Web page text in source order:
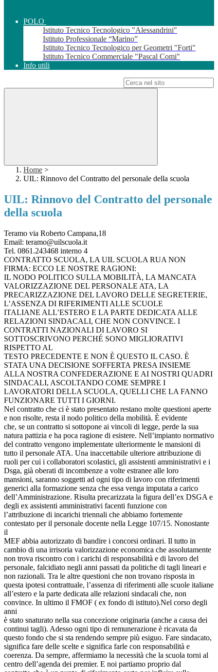
POLO
Istituto Tecnico Tecnologico "Alessandrini"
Istituto Professionale “Marino”
Istituto Tecnico Tecnologico per Geometri "Forti"
Istituto Tecnico Commerciale "Pascal Comi"
Info utili
Home >
UIL: Rinnovo del Contratto del personale della scuola
UIL: Rinnovo del Contratto del personale
della scuola
Teramo via Roberto Campana,18
Email: teramo@uilscuola.it
Tel. 0861.243468 interno 4
CONTRATTO SCUOLA, LA UIL SCUOLA RUA NON
FIRMA: ECCO LE NOSTRE RAGIONI:
IL NODO POLITICO SULLA MOBILITÀ, LA MANCATA
VALORIZZAZIONE DEL PERSONALE ATA, LA
PRECARIZZAZIONE DEL LAVORO DELLE SEGRETERIE,
L’ASSENZA DI RIFERIMENTI ALLE SCUOLE
ITALIANE ALL’ESTERO E LA PARTE DEDICATA ALLE
RELAZIONI SINDACALI, CHE NON CONVINCE. I
CONTRATTI NAZIONALI DI LAVORO SI
SOTTOSCRIVONO PERCHÉ SONO MIGLIORATIVI
RISPETTO AL
TESTO PRECEDENTE E NON È QUESTO IL CASO. È
STATA UNA DECISIONE SOFFERTA PRESA INSIEME
ALLA NOSTRA CONFEDERAZIONE E AI NOSTRI QUADRI
SINDACALI, ASCOLTANDO COME SEMPRE I
LAVORATORI DELLA SCUOLA, QUELLI CHE LA FANNO
FUNZIONARE TUTTI I GIORNI.
Nel contratto che ci è stato presentato restano molte questioni aperte
e non risolte, resta il nodo politico della mobilità. È evidente
che, se un contratto si sottopone ai vincoli di legge, perde la sua
natura pattizia e ha poca ragione di esistere. Nell’impianto normativo
del contratto vengono implementate ulteriormente le mansioni di
tutto il personale ATA. Una inaccettabile ulteriore attribuzione di
ruoli per cui i collaboratori scolastici, gli assistenti amministrativi e i
Dsga, già oberati di incombenze a volte estranee alle loro
mansioni, saranno soggetti ad ogni tipo di lavoro con riferimenti
generici alla formazione senza che essa venga imputata a carico
dell’Amministrazione. Risulta precarizzata la figura dell’ex DSGA e
degli ex assistenti amministrativi facenti funzione con
l’attribuzione di incarichi triennali che abbiamo fortemente
contestato per il personale docente nella Legge 107/15. Nonostante
il
MEF abbia autorizzato di bandire i concorsi ordinari. Il tutto in
cambio di una irrisoria valorizzazione economica che assolutamente
non trova riscontro con i carichi di responsabilità e di lavoro del
personale, falcidiato negli anni passati da politiche di tagli lineari e
non razionali. Tra le altre questioni che non trovano risposta in
questa ipotesi contrattuale, l’assenza di riferimenti alle scuole italiane
all’estero e la parte dedicata alle relazioni sindacali che, non
convince. In ultimo il FMOF ( ex fondo di istituto).Nel corso degli
anni
è stato snaturato nella sua concezione originaria (anche a causa dei
continui tagli). Adesso ogni tipo di remunerazione è ricavata da
questo fondo che si sta rendendo sempre più esiguo. Fare sindacato,
significa fare delle scelte e significa farle con responsabilità e
coerenza. Da sempre, affermiamo la necessità che la scuola torni al
centro dell’agenda dei premier. E noi partiamo proprio dal